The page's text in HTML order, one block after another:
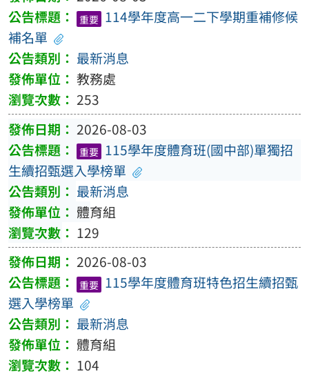
重要 114學年度高一二下學期重補修候
補名單
最新消息
教務處
253
2026-08-03
重要 115學年度體育班(國中部)單獨招
生續招甄選入學榜單
最新消息
體育組
129
2026-08-03
重要 115學年度體育班特色招生續招甄
選入學榜單
最新消息
體育組
104